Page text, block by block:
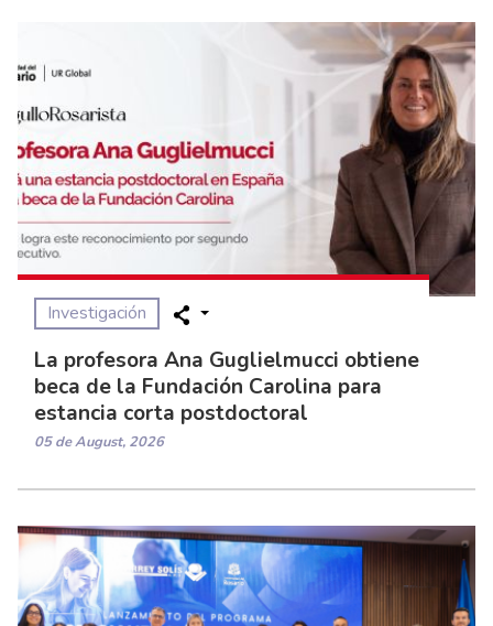
Investigación
La profesora Ana Guglielmucci obtiene
beca de la Fundación Carolina para
estancia corta postdoctoral
05 de August, 2026